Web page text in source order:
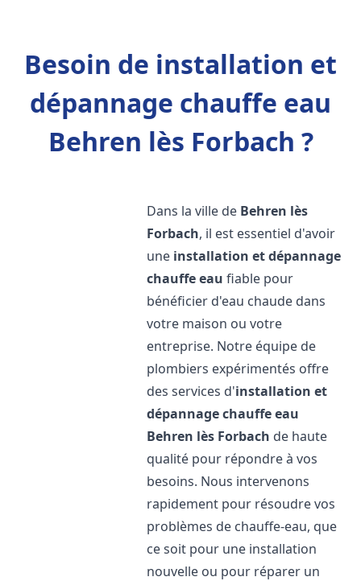
Besoin de installation et
dépannage chauffe eau
Behren lès Forbach ?
Dans la ville de Behren lès
Forbach, il est essentiel d'avoir
une installation et dépannage
chauffe eau fiable pour
bénéficier d'eau chaude dans
votre maison ou votre
entreprise. Notre équipe de
plombiers expérimentés offre
des services d'installation et
dépannage chauffe eau
Behren lès Forbach de haute
qualité pour répondre à vos
besoins. Nous intervenons
rapidement pour résoudre vos
problèmes de chauffe-eau, que
ce soit pour une installation
nouvelle ou pour réparer un